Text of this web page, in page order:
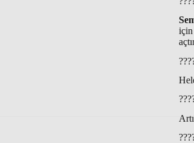
için